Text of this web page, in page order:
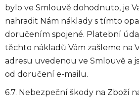
bylo ve Smlouvě dohodnuto, je
nahradit Nám náklady s tímto
doručením spojené. Platební
těchto nákladů Vám zašleme na
adresu uvedenou ve Smlouvě a
od doručení e-mailu.
6.7. Nebezpeční škody na Zboží